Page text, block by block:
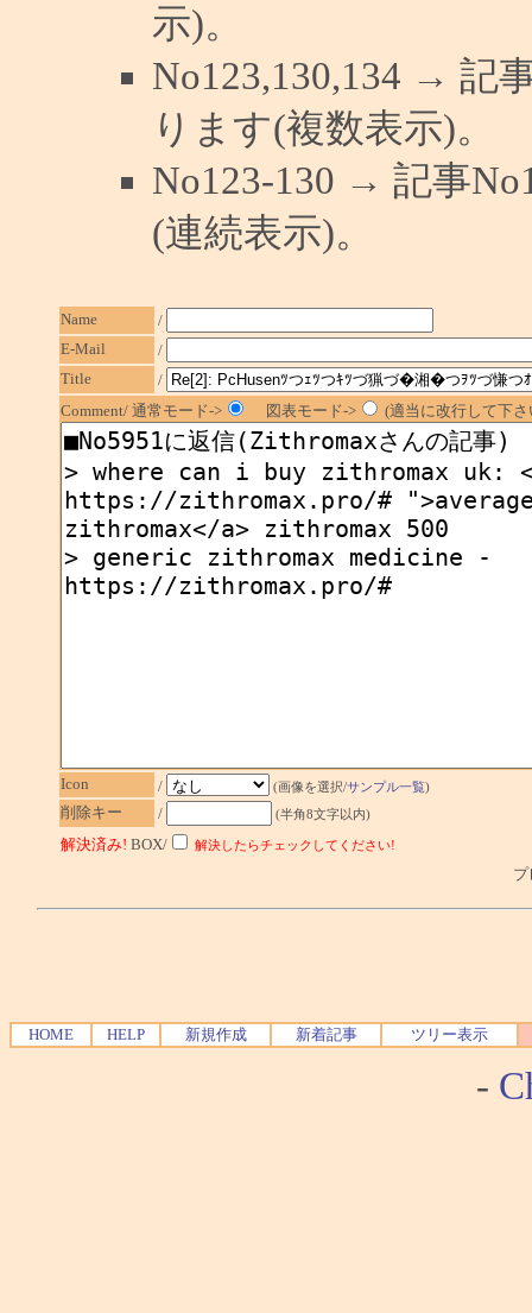
示)。
No123,130,134 → 記
ります(複数表示)。
No123-130 → 記事
(連続表示)。
Name
/
E-Mail
/
Title
/
Comment/ 通常モード->
図表モード-> (適当に改行して下
Icon / (画像を選択/サンプル一覧)
削除キー / (半角8文字以内)
解決済み! BOX/ 解決したらチェックしてください!
プ
HOME HELP 新規作成 新着記事 ツリー表示
-